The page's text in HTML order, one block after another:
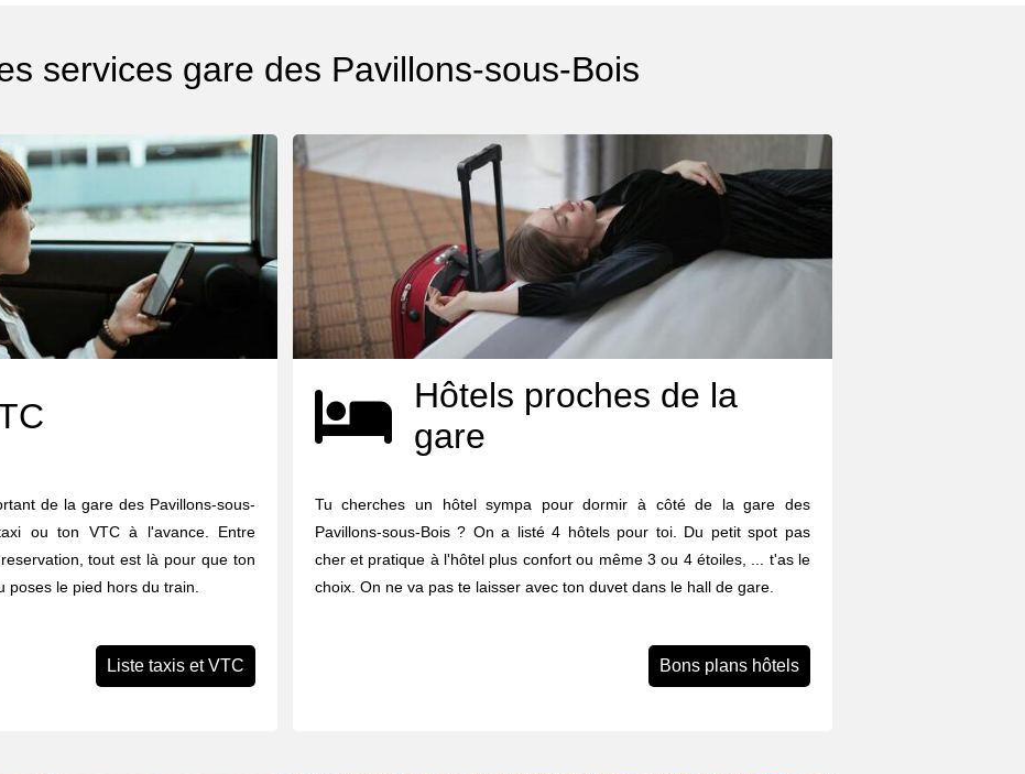
services gare des Pavillons-sous-Bois
de la gare des Pavillons-sous-
ou ton VTC à l'avance. Entre
tout est là pour que ton
le pied hors du train.
Liste taxis et VTC
Hôtels proches de la
gare
Tu cherches un hôtel sympa pour dormir à côté de la gare des
Pavillons-sous-Bois ? On a listé 4 hôtels pour toi. Du petit spot pas
cher et pratique à l'hôtel plus confort ou même 3 ou 4 étoiles, ... t'as le
choix. On ne va pas te laisser avec ton duvet dans le hall de gare.
Bons plans hôtels